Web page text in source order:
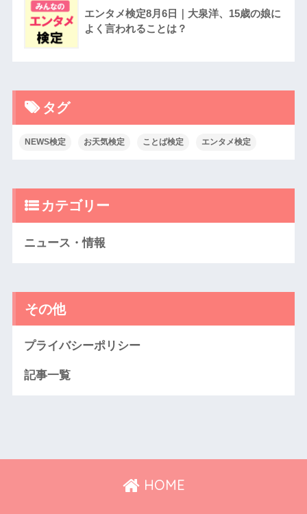
エンタメ検定8月6日｜大泉洋、15歳の娘に
よく言われることは？
タグ
NEWS検定 お天気検定 ことば検定 エンタメ検定
カテゴリー
ニュース・情報
その他
プライバシーポリシー
記事一覧
HOME